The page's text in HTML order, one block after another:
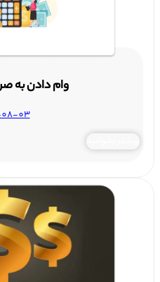
وام دادن به
08-03
بیشتر بخوانید